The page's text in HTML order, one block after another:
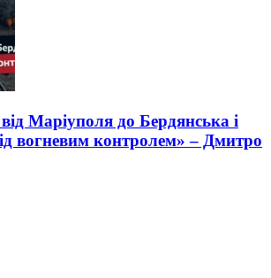
Маріуполя до Бердянська і
вогневим контролем» – Дмитро